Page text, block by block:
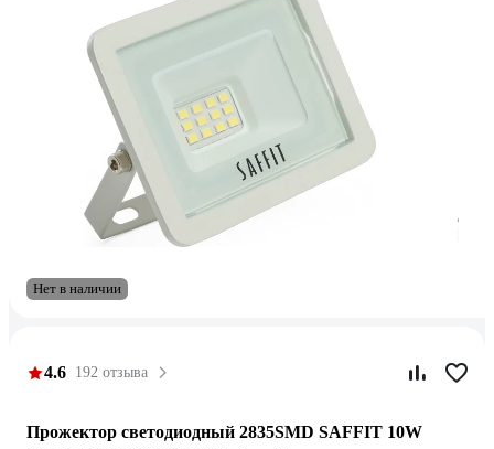
Нет в наличии
4.6 192 отзыва
Прожектор светодиодный 2835SMD SAFFIT 10W